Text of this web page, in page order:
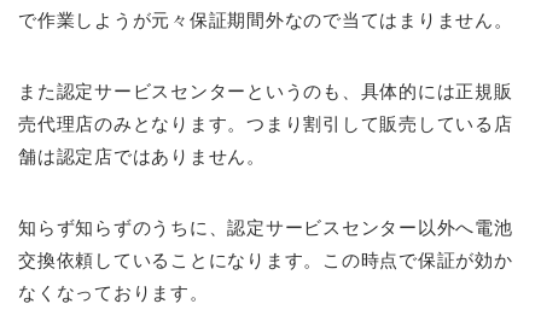
で作業しようが元々保証期間外なので当てはまりません。
また認定サービスセンターというのも、具体的には正規販
売代理店のみとなります。つまり割引して販売している店
舗は認定店ではありません。
知らず知らずのうちに、認定サービスセンター以外へ電池
交換依頼していることになります。この時点で保証が効か
なくなっております。